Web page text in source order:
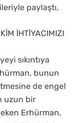
paylaştı.
İHTİYACIMIZI
sıkıntıya
bunun
de engel
uzun bir
Erhürman,